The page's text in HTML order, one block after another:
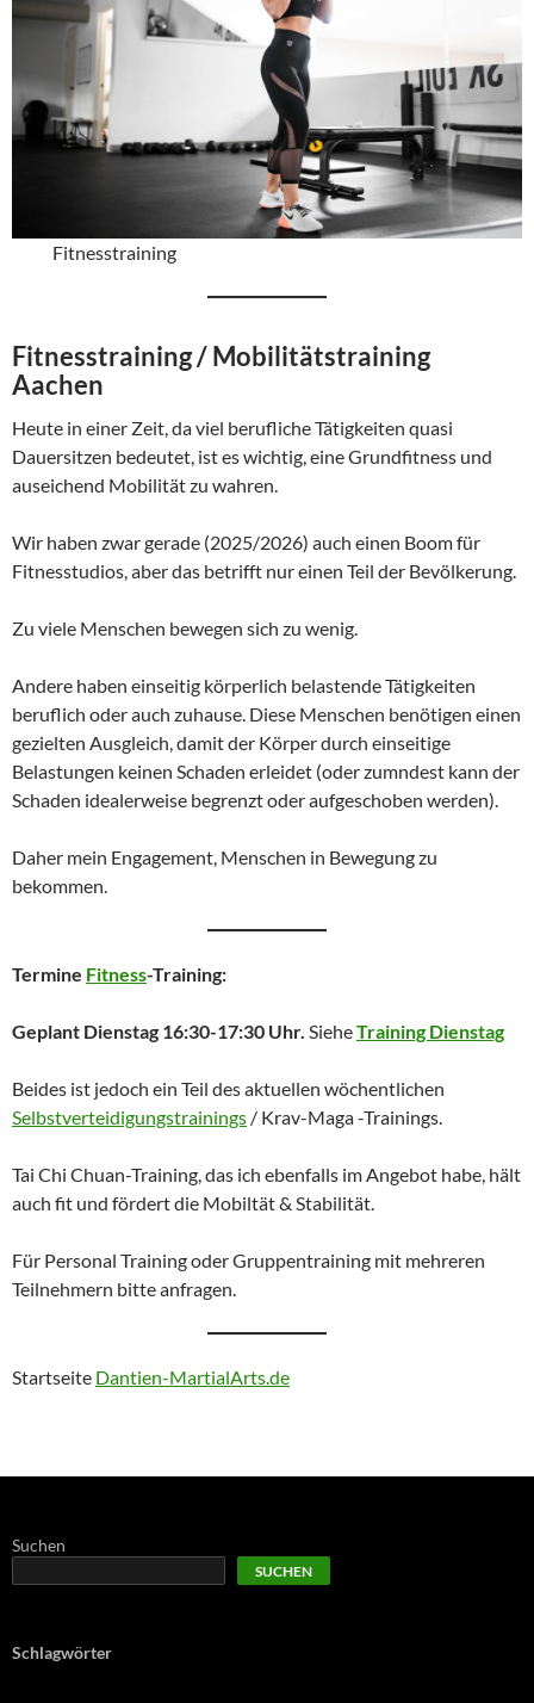
Fitnesstraining
Fitnesstraining / Mobilitätstraining
Aachen
Heute in einer Zeit, da viel berufliche Tätigkeiten quasi
Dauersitzen bedeutet, ist es wichtig, eine Grundfitness und
auseichend Mobilität zu wahren.
Wir haben zwar gerade (2025/2026) auch einen Boom für
Fitnesstudios, aber das betrifft nur einen Teil der Bevölkerung.
Zu viele Menschen bewegen sich zu wenig.
Andere haben einseitig körperlich belastende Tätigkeiten
beruflich oder auch zuhause. Diese Menschen benötigen einen
gezielten Ausgleich, damit der Körper durch einseitige
Belastungen keinen Schaden erleidet (oder zumndest kann der
Schaden idealerweise begrenzt oder aufgeschoben werden).
Daher mein Engagement, Menschen in Bewegung zu
bekommen.
Termine Fitness-Training:
Geplant Dienstag 16:30-17:30 Uhr. SieheTraining Dienstag
Beides ist jedoch ein Teil des aktuellen wöchentlichen
Selbstverteidigungstrainings / Krav-Maga -Trainings.
Tai Chi Chuan-Training, das ich ebenfalls im Angebot habe, hält
auch fit und fördert die Mobiltät & Stabilität.
Für Personal Training oder Gruppentraining mit mehreren
Teilnehmern bitte anfragen.
Startseite Dantien-MartialArts.de
Suchen
SUCHEN
Schlagwörter